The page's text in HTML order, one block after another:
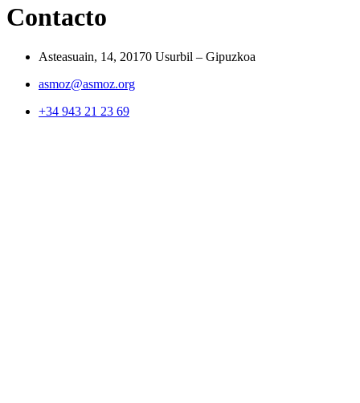
Contacto
Asteasuain, 14, 20170 Usurbil – Gipuzkoa
asmoz@asmoz.org
+34 943 21 23 69